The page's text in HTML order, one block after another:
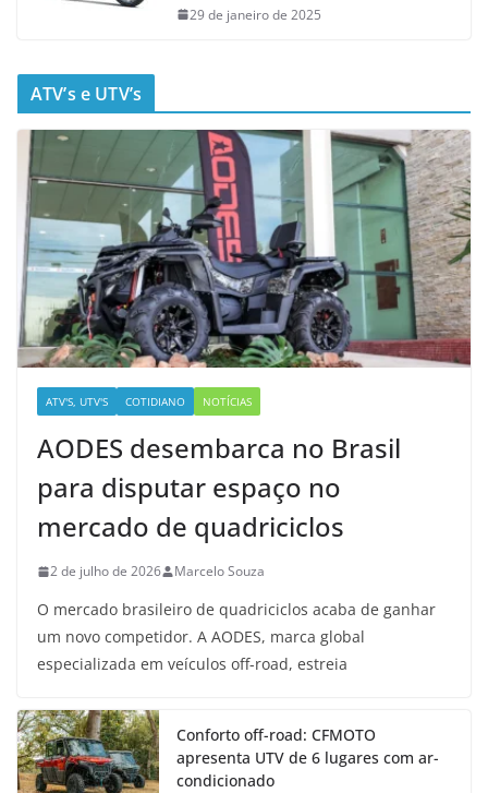
29 de janeiro de 2025
ATV’s e UTV’s
ATV'S, UTV'S COTIDIANO NOTÍCIAS
AODES desembarca no Brasil
para disputar espaço no
mercado de quadriciclos
2 de julho de 2026 Marcelo Souza
O mercado brasileiro de quadriciclos acaba de ganhar
um novo competidor. A AODES, marca global
especializada em veículos off-road, estreia
Conforto off-road: CFMOTO
apresenta UTV de 6 lugares com ar-
condicionado